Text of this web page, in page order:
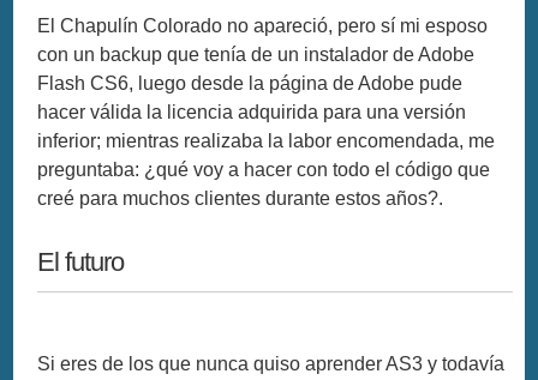
El Chapulín Colorado no apareció, pero sí mi esposo
con un backup que tenía de un instalador de Adobe
Flash CS6, luego desde la página de Adobe pude
hacer válida la licencia adquirida para una versión
inferior; mientras realizaba la labor encomendada, me
preguntaba: ¿qué voy a hacer con todo el código que
creé para muchos clientes durante estos años?.
El futuro
Si eres de los que nunca quiso aprender AS3 y todavía